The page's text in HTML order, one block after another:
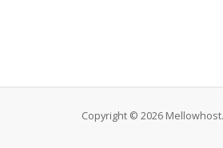
Copyright © 2026